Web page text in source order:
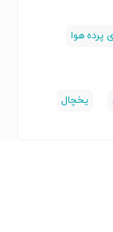
پرده هوا
یخچال